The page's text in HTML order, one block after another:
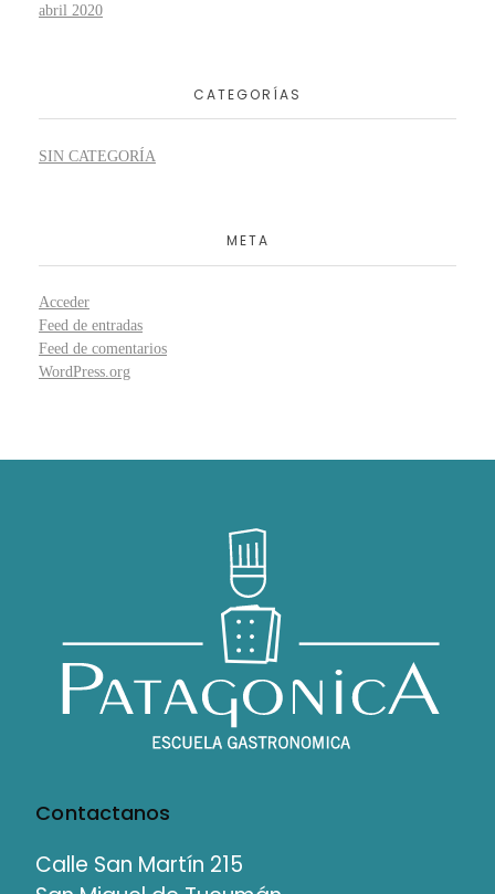
abril 2020
CATEGORÍAS
SIN CATEGORÍA
META
Acceder
Feed de entradas
Feed de comentarios
WordPress.org
Contactanos
Calle San Martín 215